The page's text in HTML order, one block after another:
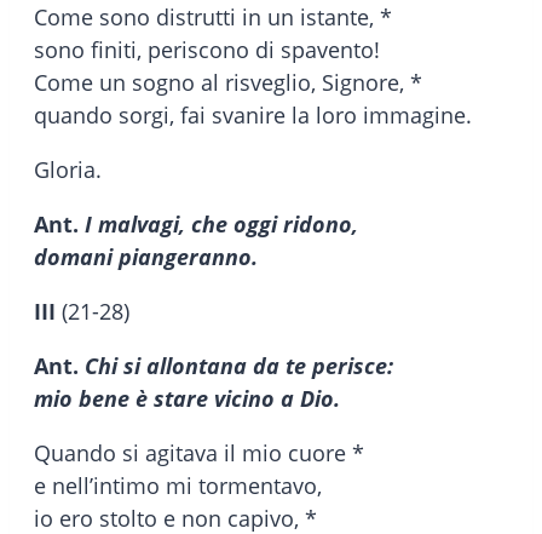
Come sono distrutti in un istante, *
sono finiti, periscono di spavento!
Come un sogno al risveglio, Signore, *
quando sorgi, fai svanire la loro immagine.
Gloria.
Ant. I malvagi, che oggi ridono,
domani piangeranno.
III (21-28)
Ant. Chi si allontana da te perisce:
mio bene è stare vicino a Dio.
Quando si agitava il mio cuore *
e nell’intimo mi tormentavo,
io ero stolto e non capivo, *